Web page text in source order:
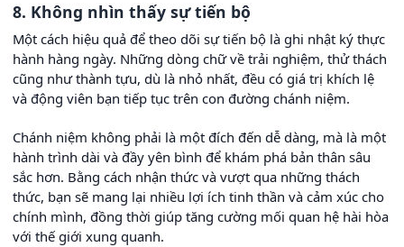
8. Không nhìn thấy sự tiến bộ
Một cách hiệu quả để theo dõi sự tiến bộ là ghi nhật ký thực
hành hàng ngày. Những dòng chữ về trải nghiệm, thử thách
cũng như thành tựu, dù là nhỏ nhất, đều có giá trị khích lệ
và động viên bạn tiếp tục trên con đường chánh niệm.
Chánh niệm không phải là một đích đến dễ dàng, mà là một
hành trình dài và đầy yên bình để khám phá bản thân sâu
sắc hơn. Bằng cách nhận thức và vượt qua những thách
thức, bạn sẽ mang lại nhiều lợi ích tinh thần và cảm xúc cho
chính mình, đồng thời giúp tăng cường mối quan hệ hài hòa
với thế giới xung quanh.